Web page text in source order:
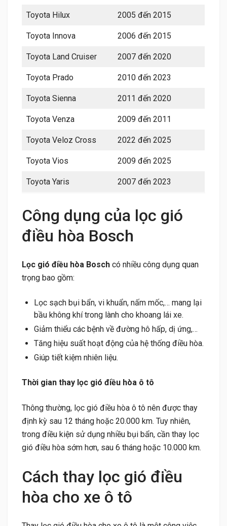
Toyota Hilux 2005 đến 2015
Toyota Innova 2006 đến 2015
Toyota Land Cruiser 2007 đến 2020
Toyota Prado 2010 đến 2023
Toyota Sienna 2011 đến 2020
Toyota Venza 2009 đến 2011
Toyota Veloz Cross 2022 đến 2025
Toyota Vios 2009 đến 2025
Toyota Yaris 2007 đến 2023
Công dụng của lọc gió
điều hòa Bosch
Lọc gió điều hòa Bosch có nhiều công dụng quan
trọng bao gồm:
Lọc sạch bụi bẩn, vi khuẩn, nấm mốc,… mang lại
bầu không khí trong lành cho khoang lái xe.
Giảm thiểu các bệnh về đường hô hấp, dị ứng,…
Tăng hiệu suất hoạt động của hệ thống điều hòa.
Giúp tiết kiệm nhiên liệu.
Thời gian thay lọc gió điều hòa ô tô
Thông thường, lọc gió điều hòa ô tô nên được thay
định kỳ sau 12 tháng hoặc 20.000 km. Tuy nhiên,
trong điều kiện sử dụng nhiều bụi bẩn, cần thay lọc
gió điều hòa sớm hơn, sau 6 tháng hoặc 10.000 km.
Cách thay lọc gió điều
hòa cho xe ô tô